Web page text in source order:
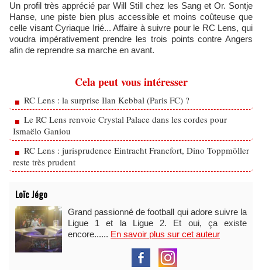
Un profil très apprécié par Will Still chez les Sang et Or. Sontje
Hanse, une piste bien plus accessible et moins coûteuse que
celle visant Cyriaque Irié... Affaire à suivre pour le RC Lens, qui
voudra impérativement prendre les trois points contre Angers
afin de reprendre sa marche en avant.
Cela peut vous intéresser
RC Lens : la surprise Ilan Kebbal (Paris FC) ?
Le RC Lens renvoie Crystal Palace dans les cordes pour
Ismaëlo Ganiou
RC Lens : jurisprudence Eintracht Francfort, Dino Toppmöller
reste très prudent
Loïc Jégo
Grand passionné de football qui adore suivre la
Ligue 1 et la Ligue 2. Et oui, ça existe
encore...... En savoir plus sur cet auteur